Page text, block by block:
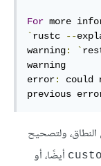
For more
`rustc --
warning: `
warning
error: could
previous
ولتصحيح
أيضًا، أو